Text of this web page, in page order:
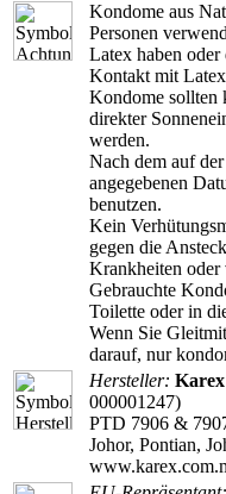
Kondome aus
Personen
Latex haben
Kontakt mit
Kondome sollten
direkter
werden.
Nach dem auf
angegebenen
benutzen.
Kein
gegen die
Krankheiten oder
Gebrauchte
Toilette oder in
Wenn Sie
darauf, nur
Hersteller:
000001247)
PTD 7906 &
Johor, Pontian,